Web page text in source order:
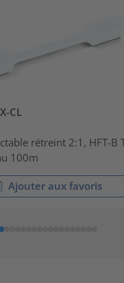
CL
rétreint 2:1, HFT-B
100m
Ajouter aux favoris